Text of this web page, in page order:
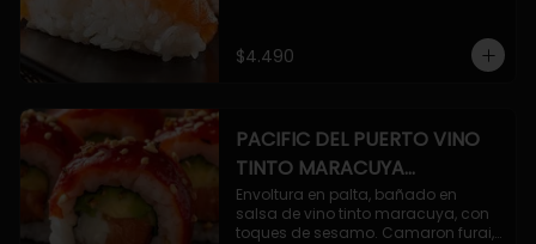
$4.490
PACIFIC DEL PUERTO VINO
TINTO MARACUYA
ORIENTAL.
Envoltura en palta, bañado en
salsa de vino tinto maracuya, con
toques de sesamo. Camaron furai,